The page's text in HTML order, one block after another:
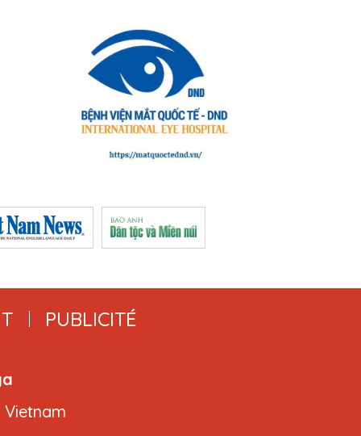
PUBLICITÉ
Vietnam